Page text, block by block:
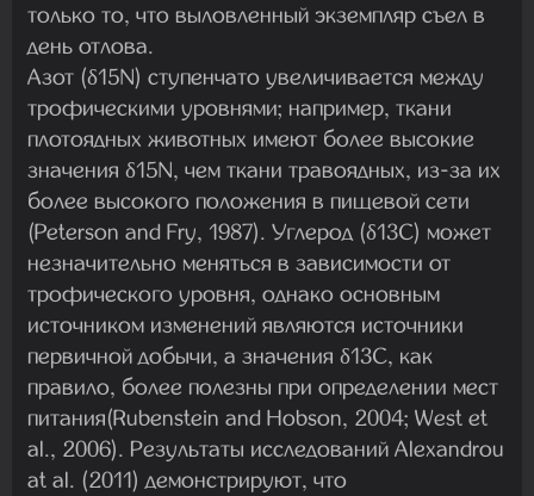
только то, что выловленный экземпляр съел в
день отлова.
Азот (δ15N) ступенчато увеличивается между
трофическими уровнями; например, ткани
плотоядных животных имеют более высокие
значения δ15N, чем ткани травоядных, из-за их
более высокого положения в пищевой сети
(Peterson and Fry, 1987). Углерод (δ13C) может
незначительно меняться в зависимости от
трофического уровня, однако основным
источником изменений являются источники
первичной добычи, а значения δ13C, как
правило, более полезны при определении мест
питания(Rubenstein and Hobson, 2004; West et
al., 2006). Результаты исследований Alexandrou
at al. (2011) демонстрируют, что